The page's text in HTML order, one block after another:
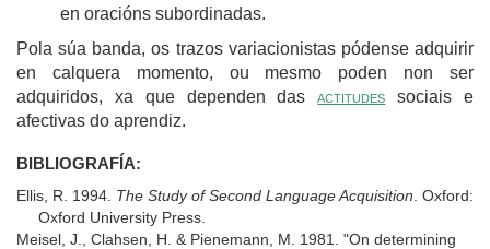
en oracións subordinadas.
Pola súa banda, os trazos variacionistas pódense adquirir
en calquera momento, ou mesmo poden non ser
adquiridos, xa que dependen dasactitudes sociais e
afectivas do aprendiz.
BIBLIOGRAFÍA:
Ellis, R. 1994. The Study of Second Language Acquisition . Oxford:
Oxford University Press.
Meisel, J., Clahsen, H. & Pienemann, M. 1981. "On determining